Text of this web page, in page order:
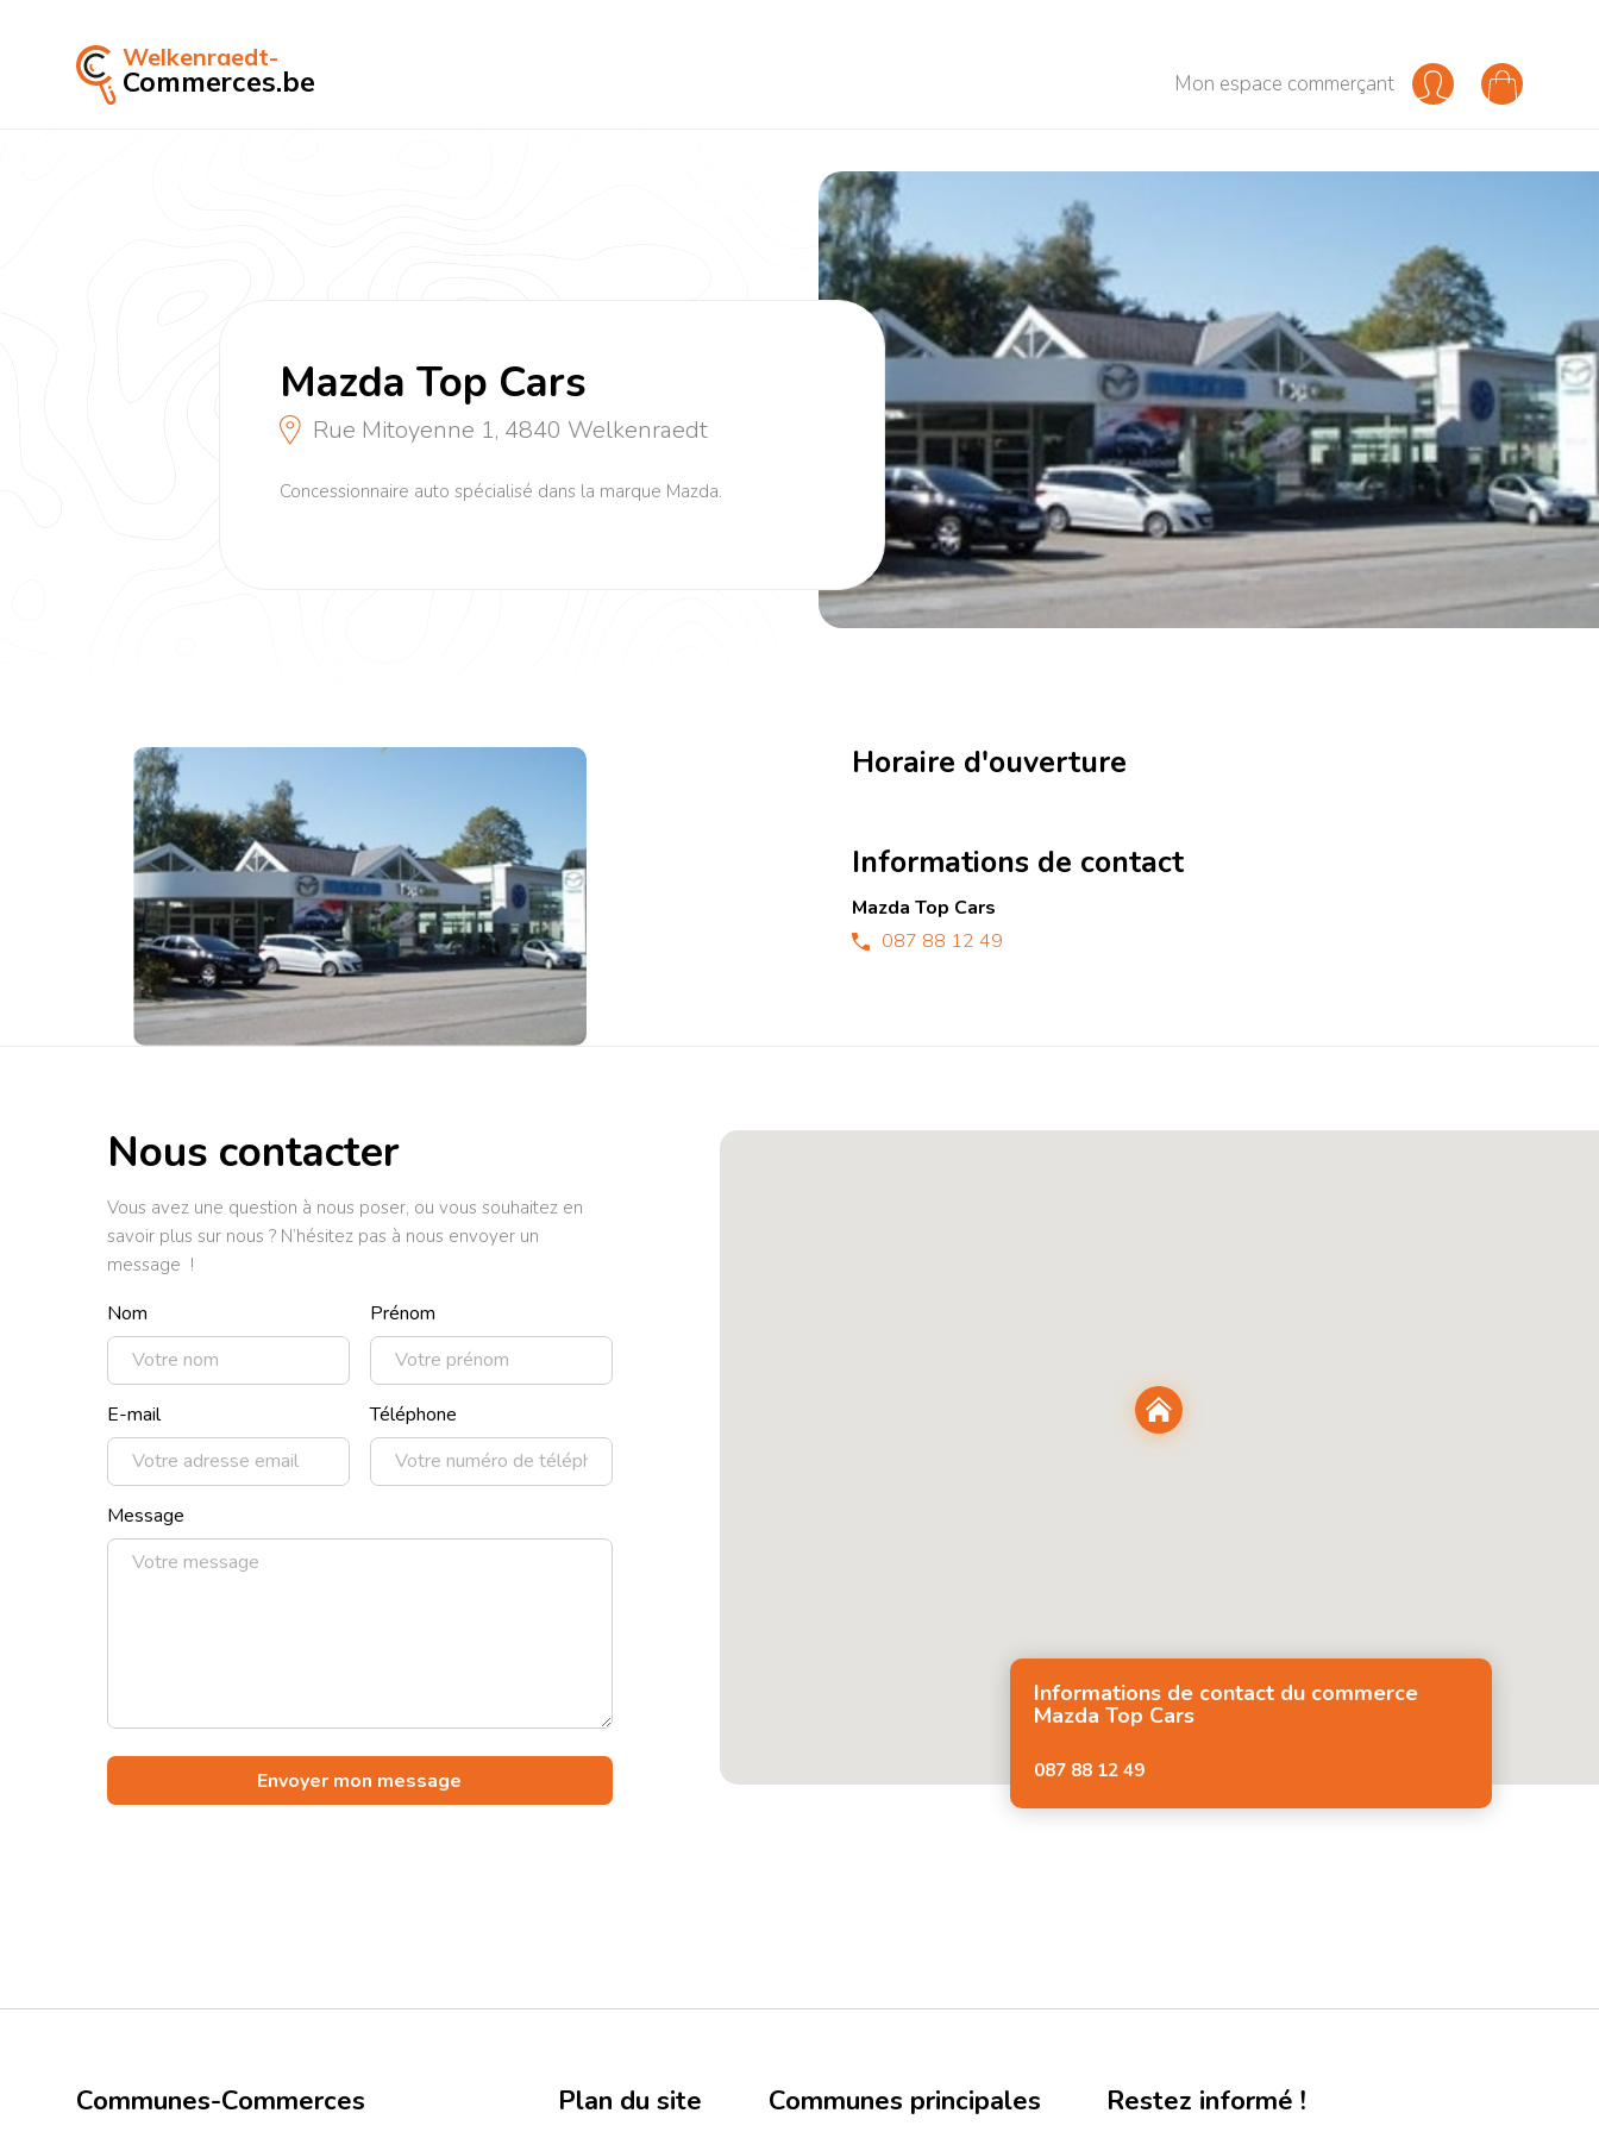
Welkenraedt-
Commerces.be Mon espace commerçant
Mazda Top Cars
Rue Mitoyenne 1, 4840 Welkenraedt
Concessionnaire auto spécialisé dans la marque Mazda.
Horaire d'ouverture
Informations de contact
Mazda Top Cars
087 88 12 49
Nous contacter
Vous avez une question à nous poser, ou vous souhaitez en
savoir plus sur nous ? N’hésitez pas à nous envoyer un
message !
Nom Prénom
E-mail Téléphone
Message
Informations de contact du commerce
Mazda Top Cars
087 88 12 49
Communes-Commerces Plan du site Communes principales Restez informé !